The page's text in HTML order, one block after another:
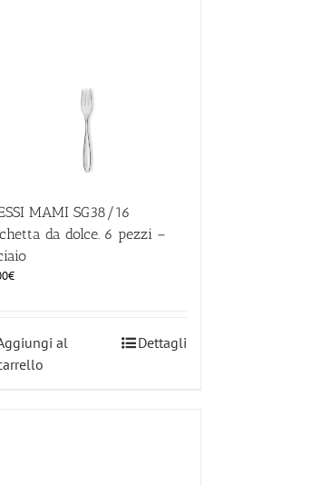
MAMI SG38/16
da dolce. 6 pezzi –
€
al
Dettagli